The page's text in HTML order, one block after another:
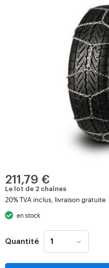
211,79 €
Le lot de 2 chaînes
20% TVA inclus, livraison gratuite
en stock
Quantité